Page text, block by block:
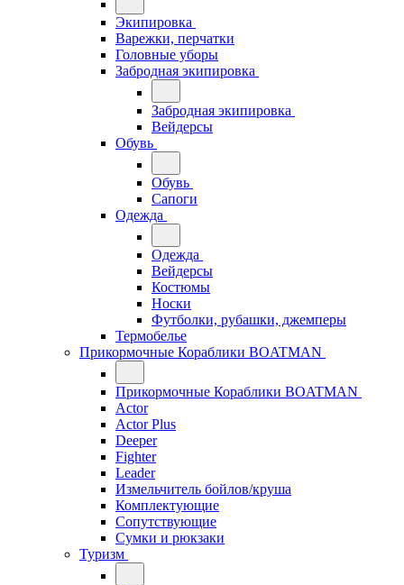
Экипировка
Варежки, перчатки
Головные уборы
Забродная экипировка
Забродная экипировка
Вейдерсы
Обувь
Обувь
Сапоги
Одежда
Одежда
Вейдерсы
Костюмы
Носки
Футболки, рубашки, джемперы
Термобелье
Прикормочные Кораблики BOATMAN
Прикормочные Кораблики BOATMAN
Actor
Actor Plus
Deeper
Fighter
Leader
Измельчитель бойлов/круша
Комплектующие
Сопутствующие
Сумки и рюкзаки
Туризм